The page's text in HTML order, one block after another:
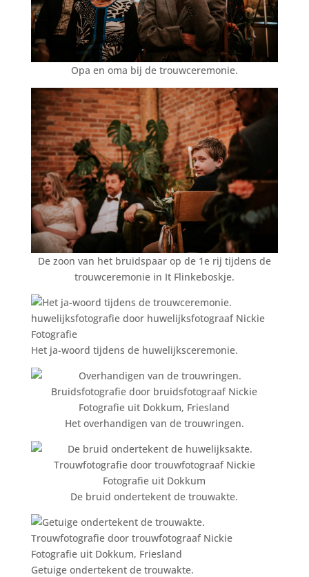
Opa en oma bij de trouwceremonie.
De zoon van het bruidspaar op de 1e rij tijdens de
trouwceremonie in It Flinkeboskje.
Het ja-woord tijdens de huwelijksceremonie.
Het overhandigen van de trouwringen.
De bruid ondertekent de trouwakte.
Getuige ondertekent de trouwakte.